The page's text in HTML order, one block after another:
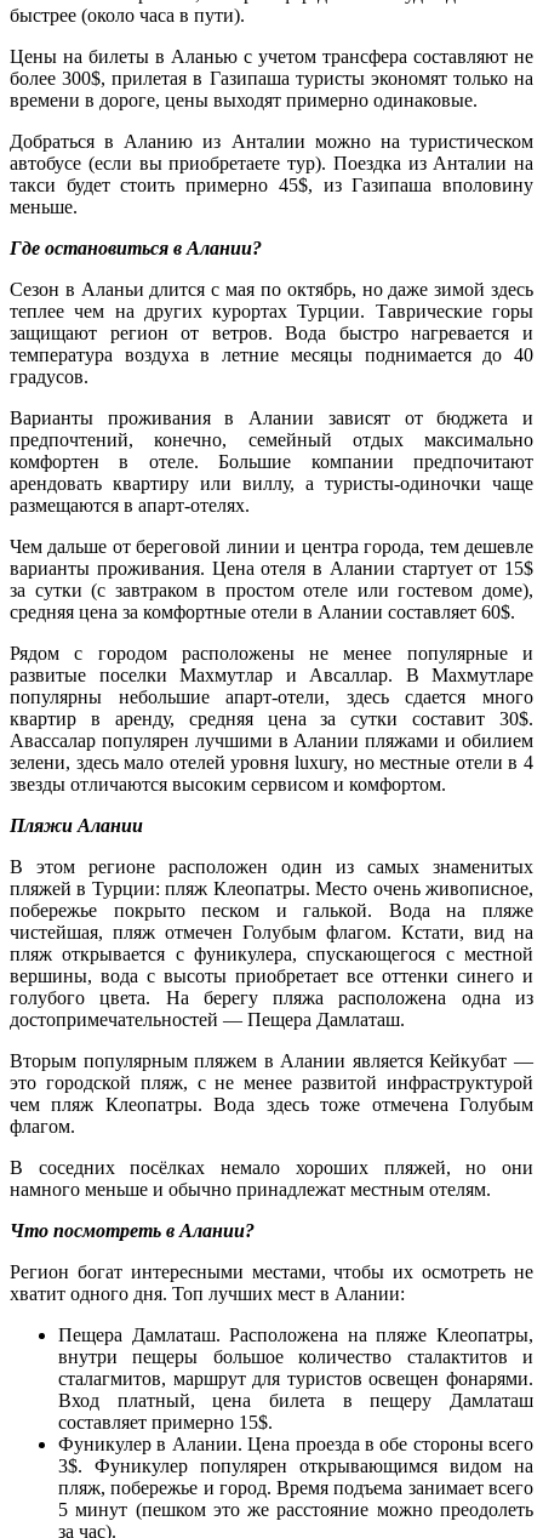
быстрее (около часа в пути).
Цены на билеты в Аланью с учетом трансфера составляют не
более 300$, прилетая в Газипаша туристы экономят только на
времени в дороге, цены выходят примерно одинаковые.
Добраться в Аланию из Анталии можно на туристическом
автобусе (если вы приобретаете тур). Поездка из Анталии на
такси будет стоить примерно 45$, из Газипаша вполовину
меньше.
Где остановиться в Алании?
Сезон в Аланьи длится с мая по октябрь, но даже зимой здесь
теплее чем на других курортах Турции. Таврические горы
защищают регион от ветров. Вода быстро нагревается и
температура воздуха в летние месяцы поднимается до 40
градусов.
Варианты проживания в Алании зависят от бюджета и
предпочтений, конечно, семейный отдых максимально
комфортен в отеле. Большие компании предпочитают
арендовать квартиру или виллу, а туристы-одиночки чаще
размещаются в апарт-отелях.
Чем дальше от береговой линии и центра города, тем дешевле
варианты проживания. Цена отеля в Алании стартует от 15$
за сутки (с завтраком в простом отеле или гостевом доме),
средняя цена за комфортные отели в Алании составляет 60$.
Рядом с городом расположены не менее популярные и
развитые поселки Махмутлар и Авсаллар. В Махмутларе
популярны небольшие апарт-отели, здесь сдается много
квартир в аренду, средняя цена за сутки составит 30$.
Авассалар популярен лучшими в Алании пляжами и обилием
зелени, здесь мало отелей уровня luxury, но местные отели в 4
звезды отличаются высоким сервисом и комфортом.
Пляжи Алании
В этом регионе расположен один из самых знаменитых
пляжей в Турции: пляж Клеопатры. Место очень живописное,
побережье покрыто песком и галькой. Вода на пляже
чистейшая, пляж отмечен Голубым флагом. Кстати, вид на
пляж открывается с фуникулера, спускающегося с местной
вершины, вода с высоты приобретает все оттенки синего и
голубого цвета. На берегу пляжа расположена одна из
достопримечательностей — Пещера Дамлаташ.
Вторым популярным пляжем в Алании является Кейкубат —
это городской пляж, с не менее развитой инфраструктурой
чем пляж Клеопатры. Вода здесь тоже отмечена Голубым
флагом.
В соседних посёлках немало хороших пляжей, но они
намного меньше и обычно принадлежат местным отелям.
Что посмотреть в Алании?
Регион богат интересными местами, чтобы их осмотреть не
хватит одного дня. Топ лучших мест в Алании:
Пещера Дамлаташ. Расположена на пляже Клеопатры,
внутри пещеры большое количество сталактитов и
сталагмитов, маршрут для туристов освещен фонарями.
Вход платный, цена билета в пещеру Дамлаташ
составляет примерно 15$.
Фуникулер в Алании. Цена проезда в обе стороны всего
3$. Фуникулер популярен открывающимся видом на
пляж, побережье и город. Время подъема занимает всего
5 минут (пешком это же расстояние можно преодолеть
за час).